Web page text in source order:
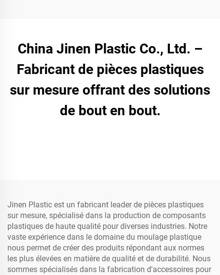
China Jinen Plastic Co., Ltd. –
Fabricant de pièces plastiques
sur mesure offrant des solutions
de bout en bout.
Jinen Plastic est un fabricant leader de pièces plastiques
sur mesure, spécialisé dans la production de composants
plastiques de haute qualité pour diverses industries. Notre
vaste expérience dans le domaine du moulage plastique
nous permet de créer des produits répondant aux normes
les plus élevées en matière de qualité et de durabilité. Nous
sommes spécialisés dans la fabrication d'accessoires pour